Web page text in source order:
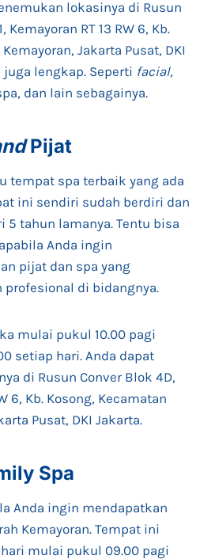
lokasinya di Rusun
Kemayoran RT 13 RW 6, Kb.
Jakarta Pusat, DKI
juga lengkap. Seperti facial,
dan lain sebagainya.
Pijat
tempat spa terbaik yang ada
ini sendiri sudah berdiri dan
5 tahun lamanya. Tentu bisa
Anda ingin
pijat dan spa yang
profesional di bidangnya.
mulai pukul 10.00 pagi
setiap hari. Anda dapat
di Rusun Conver Blok 4D,
6, Kb. Kosong, Kecamatan
Pusat, DKI Jakarta.
Spa
Anda ingin mendapatkan
Kemayoran. Tempat ini
mulai pukul 09.00 pagi